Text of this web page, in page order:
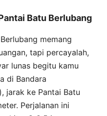
Batu Berlubang
memang
tapi percayalah,
lunas begitu kamu
di Bandara
), jarak ke Pantai Batu
Perjalanan ini